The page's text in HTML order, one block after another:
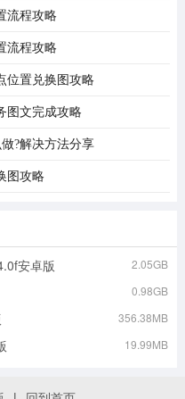
流程攻略
流程攻略
位置兑换图攻略
图文完成攻略
?解决方法分享
图攻略
安卓版 2.05GB
0.98GB
356.38MB
19.99MB